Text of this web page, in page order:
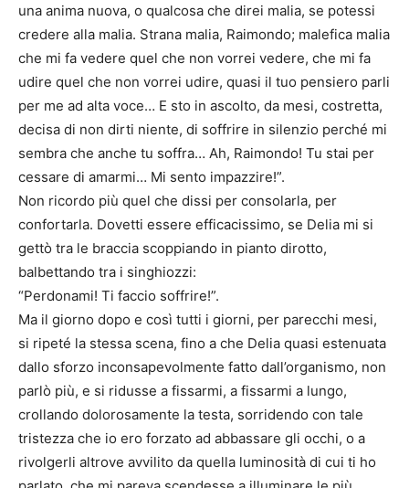
una anima nuova, o qualcosa che direi malia, se potessi
credere alla malia. Strana malia, Raimondo; malefica malia
che mi fa vedere quel che non vorrei vedere, che mi fa
udire quel che non vorrei udire, quasi il tuo pensiero parli
per me ad alta voce… E sto in ascolto, da mesi, costretta,
decisa di non dirti niente, di soffrire in silenzio perché mi
sembra che anche tu soffra… Ah, Raimondo! Tu stai per
cessare di amarmi… Mi sento impazzire!”.
Non ricordo più quel che dissi per consolarla, per
confortarla. Dovetti essere efficacissimo, se Delia mi si
gettò tra le braccia scoppiando in pianto dirotto,
balbettando tra i singhiozzi:
“Perdonami! Ti faccio soffrire!”.
Ma il giorno dopo e così tutti i giorni, per parecchi mesi,
si ripeté la stessa scena, fino a che Delia quasi estenuata
dallo sforzo inconsapevolmente fatto dall’organismo, non
parlò più, e si ridusse a fissarmi, a fissarmi a lungo,
crollando dolorosamente la testa, sorridendo con tale
tristezza che io ero forzato ad abbassare gli occhi, o a
rivolgerli altrove avvilito da quella luminosità di cui ti ho